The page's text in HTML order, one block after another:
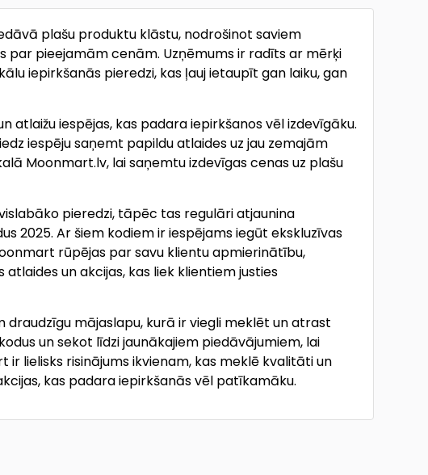
plašu produktu klāstu, nodrošinot saviem
par pieejamām cenām. Uzņēmums ir radīts ar mērķi
iepirkšanās pieredzi, kas ļauj ietaupīt gan laiku, gan
atlaižu iespējas, kas padara iepirkšanos vēl izdevīgāku.
iespēju saņemt papildu atlaides uz jau zemajām
Moonmart.lv, lai saņemtu izdevīgas cenas uz plašu
pieredzi, tāpēc tas regulāri atjaunina
2025. Ar šiem kodiem ir iespējams iegūt ekskluzīvas
rūpējas par savu klientu apmierinātību,
un akcijas, kas liek klientiem justies
mājaslapu, kurā ir viegli meklēt un atrast
un sekot līdzi jaunākajiem piedāvājumiem, lai
lielisks risinājums ikvienam, kas meklē kvalitāti un
kas padara iepirkšanās vēl patīkamāku.